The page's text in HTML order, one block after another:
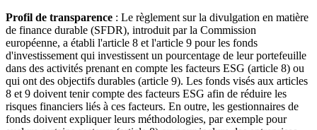
Profil de transparence : Le règlement sur la divulgation en matière
de finance durable (SFDR), introduit par la Commission
européenne, a établi l'article 8 et l'article 9 pour les fonds
d'investissement qui investissent un pourcentage de leur portefeuille
dans des activités prenant en compte les facteurs ESG (article 8) ou
qui ont des objectifs durables (article 9). Les fonds visés aux articles
8 et 9 doivent tenir compte des facteurs ESG afin de réduire les
risques financiers liés à ces facteurs. En outre, les gestionnaires de
fonds doivent expliquer leurs méthodologies, par exemple pour